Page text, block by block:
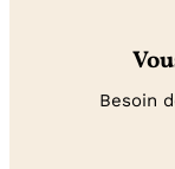
Besoin